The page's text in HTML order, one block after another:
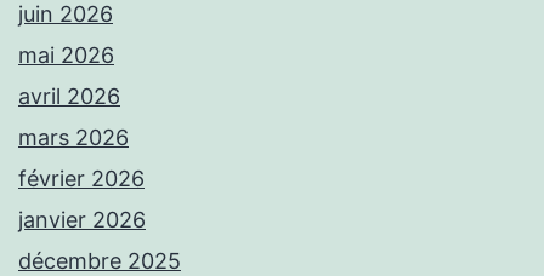
juin 2026
mai 2026
avril 2026
mars 2026
février 2026
janvier 2026
décembre 2025